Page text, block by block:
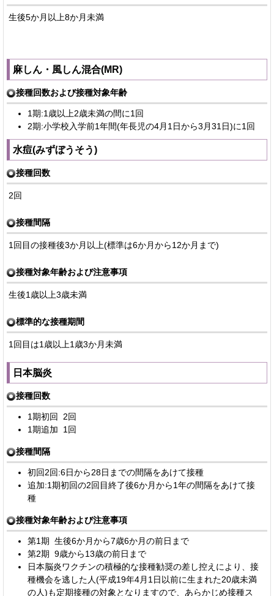
生後5か月以上8か月未満
麻しん・風しん混合(MR)
接種回数および接種対象年齢
1期:1歳以上2歳未満の間に1回
2期:小学校入学前1年間(年長児の4月1日から3月31日)に1回
水痘(みずぼうそう)
接種回数
2回
接種間隔
1回目の接種後3か月以上(標準は6か月から12か月まで)
接種対象年齢および注意事項
生後1歳以上3歳未満
標準的な接種期間
1回目は1歳以上1歳3か月未満
日本脳炎
接種回数
1期初回 2回
1期追加 1回
接種間隔
初回2回:6日から28日までの間隔をあけて接種
追加:1期初回の2回目終了後6か月から1年の間隔をあけて接
種
接種対象年齢および注意事項
第1期 生後6か月から7歳6か月の前日まで
第2期 9歳から13歳の前日まで
日本脳炎ワクチンの積極的な接種勧奨の差し控えにより、接
種機会を逃した人(平成19年4月1日以前に生まれた20歳未満
の人)も定期接種の対象となりますので、あらかじめ接種ス